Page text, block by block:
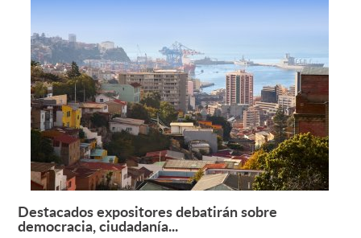
Leer más +
Destacados expositores debatirán sobre
democracia, ciudadanía...